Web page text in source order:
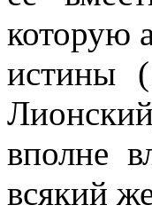
которую
истины
вполне
всякий